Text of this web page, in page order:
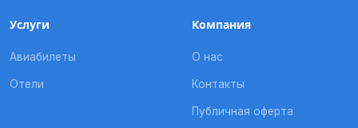
Услуги
Авиабилеты
Отели
Компания
О нас
Контакты
Публичная оферта